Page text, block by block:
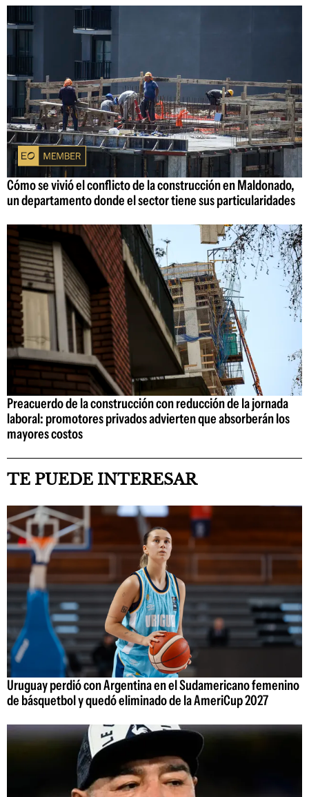
Cómo se vivió el conflicto de la construcción en Maldonado,
un departamento donde el sector tiene sus particularidades
Preacuerdo de la construcción con reducción de la jornada
laboral: promotores privados advierten que absorberán los
mayores costos
TE PUEDE INTERESAR
Uruguay perdió con Argentina en el Sudamericano femenino
de básquetbol y quedó eliminado de la AmeriCup 2027